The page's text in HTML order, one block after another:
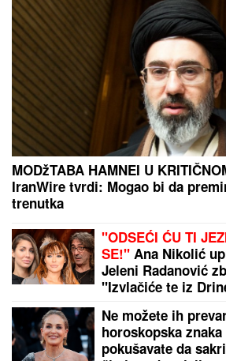
SPECIJALCI SA
ULETELI U KUĆU
Ovako su otkrili čak
marihuane u
Uhapšeno 6 osoba
"TI LjUDI SU LUDI" Tramp udario
automobila: Znate onu bolest?